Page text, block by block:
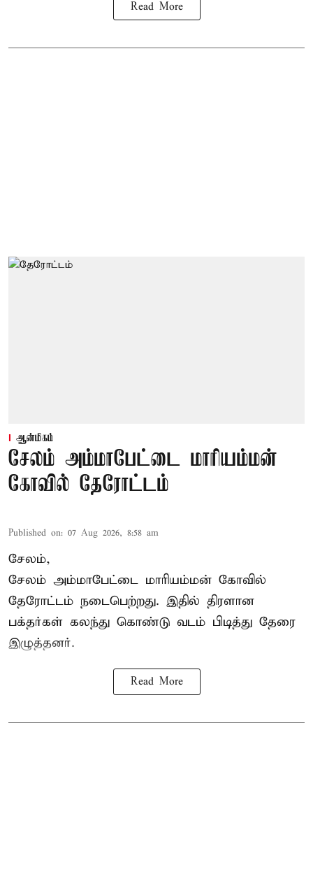
Read More
ஆன்மிகம்
சேலம் அம்மாபேட்டை மாரியம்மன்
கோவில் தேரோட்டம்
Published on: 07 Aug 2026, 8:58 am
சேலம்,
சேலம் அம்மாபேட்டை மாரியம்மன் கோவில்
தேரோட்டம் நடைபெற்றது. இதில் திரளான
பக்தர்கள் கலந்து கொண்டு வடம் பிடித்து தேரை
இழுத்தனர்.
Read More